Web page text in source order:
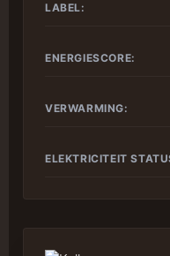
LABEL:
ENERGIESCORE:
VERWARMING:
ELEKTRICITEIT